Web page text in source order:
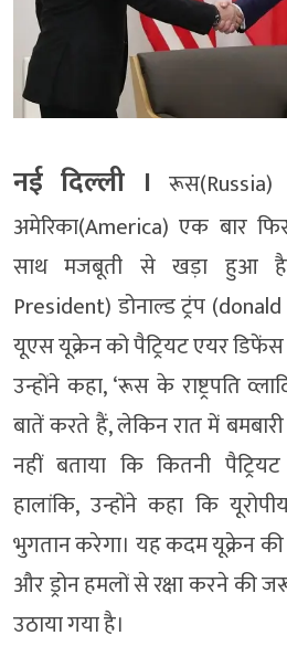
नई दिल्‍ली ।
अमेरिका(America) एक बार
साथ मजबूती से खड़ा हुआ है।
President) डोनाल्ड ट्रंप
यूएस यूक्रेन को पैट्रियट एयर
उन्होंने कहा, ‘रूस के राष्ट्रपति
बातें करते हैं, लेकिन रात में
नहीं बताया कि कितनी
हालांकि, उन्होंने कहा कि
भुगतान करेगा। यह कदम यूक्रेन
और ड्रोन हमलों से रक्षा करने की
उठाया गया है।